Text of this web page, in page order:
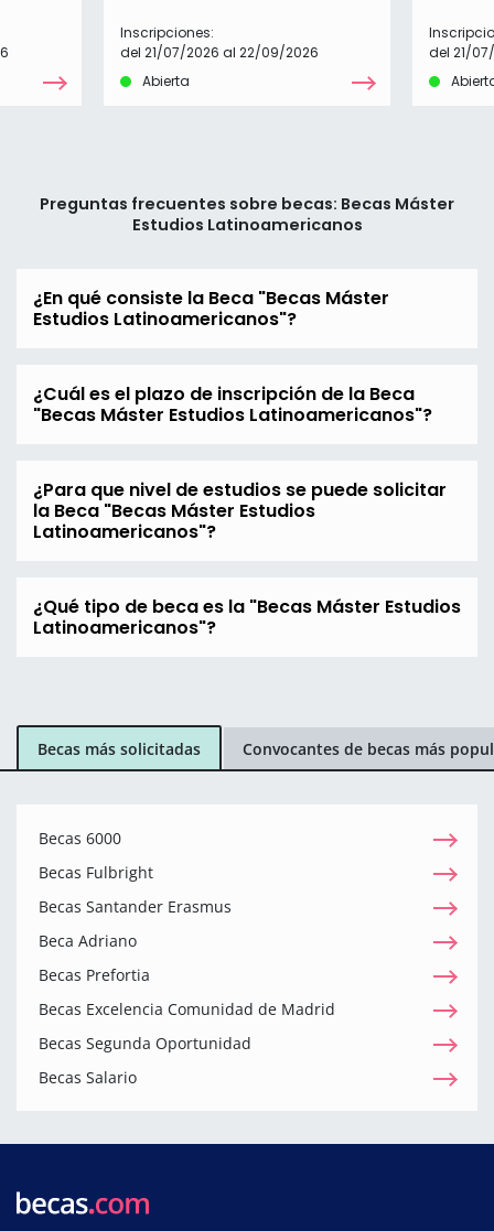
Inscripciones:
del 21/07/2026 al 22/09/2026
Abierta
del 21/
Preguntas frecuentes sobre becas: Becas Máster
Estudios Latinoamericanos
¿En qué consiste la Beca "Becas Máster
Estudios Latinoamericanos"?
¿Cuál es el plazo de inscripción de la Beca
"Becas Máster Estudios Latinoamericanos"?
¿Para que nivel de estudios se puede solicitar
la Beca "Becas Máster Estudios
Latinoamericanos"?
¿Qué tipo de beca es la "Becas Máster Estudios
Latinoamericanos"?
Becas más solicitadas Convocantes de becas más
Becas 6000
Becas Fulbright
Becas Santander Erasmus
Beca Adriano
Becas Prefortia
Becas Excelencia Comunidad de Madrid
Becas Segunda Oportunidad
Becas Salario